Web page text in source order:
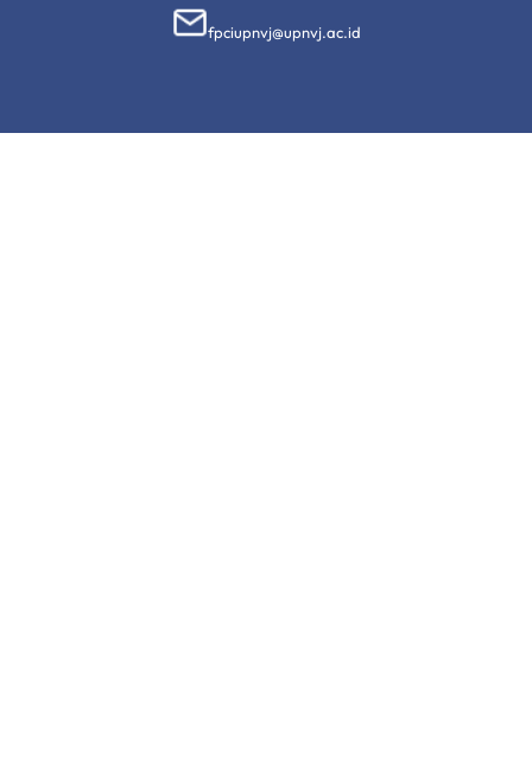
fpciupnvj@upnvj.ac.id